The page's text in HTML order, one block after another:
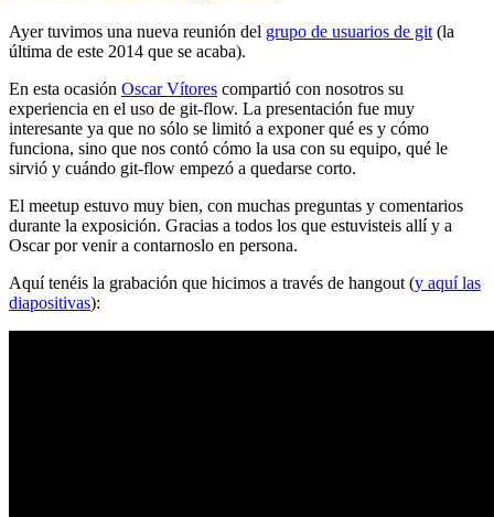
Ayer tuvimos una nueva reunión del grupo de usuarios de git (la
última de este 2014 que se acaba).
En esta ocasión Oscar Vítores compartió con nosotros su
experiencia en el uso de git-flow. La presentación fue muy
interesante ya que no sólo se limitó a exponer qué es y cómo
funciona, sino que nos contó cómo la usa con su equipo, qué le
sirvió y cuándo git-flow empezó a quedarse corto.
El meetup estuvo muy bien, con muchas preguntas y comentarios
durante la exposición. Gracias a todos los que estuvisteis allí y a
Oscar por venir a contarnoslo en persona.
Aquí tenéis la grabación que hicimos a través de hangout (y aquí las
diapositivas):